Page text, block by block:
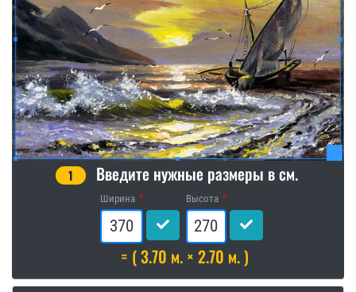
1 Введите нужные размеры в см.
Ширина Высота
= ( 3.70 м. × 2.70 м. )